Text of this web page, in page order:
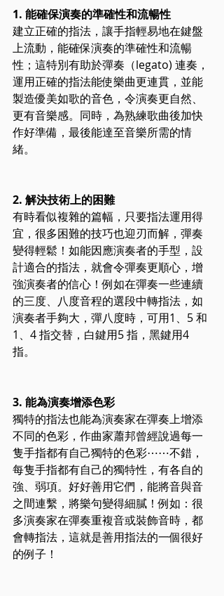
1. 能確保演奏的準確性和流暢性
建立正確的指法，讓手指輕易地在鍵盤
上流動，能確保演奏的準確性和流暢
性；這特別有助於彈奏（legato) 連奏，
運用正確的指法能使樂曲更連貫，並能
製造優美如歌的音色，令演奏更自然、
更有音樂感。同時，為熟練歌曲後加快
作好準備，最後能達至音樂所需的情
緒。
2. 解決技術上的困難
有時看似複雜的篇幅，只要指法運用得
宜，很多困難的技巧也迎刃而解，彈奏
變得輕鬆！如能因應演奏者的手型，設
計適合的指法，就會令彈奏更順心，增
強演奏者的信心！例如在彈奏一些連續
的三度、八度音程的選段中轉指法，如
演奏者手夠大，彈八度時，可用1、5 和
1、4 指交替，白鍵用5 指，黑鍵用4
指。
3. 能為演奏增添色彩
獨特的指法也能為演奏家在彈奏上增添
不同的色彩，作曲家蕭邦曾經說過每一
隻手指都有自己獨特的色彩⋯⋯不錯，
每隻手指都有自己的獨特性，有各自的
強、弱項。好好善用它們，能將音與音
之間連繫，將樂句變得細膩！例如：很
多演奏家在彈奏重複音或裝飾音時，都
會轉指法，這就是善用指法的一個很好
的例子！